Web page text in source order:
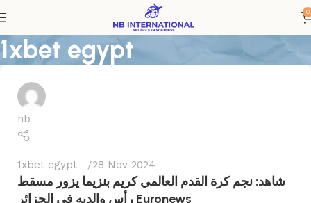
0
1xbet egypt
nb
1xbet egypt 28 Nov 2024
شاهد: نجم كرة القدم العالمي كريم بنزيما يزور مسقط
رأس والديه في الجزائر Euronews